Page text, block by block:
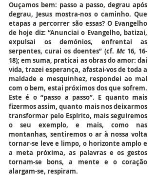
Ouçamos bem: passo a passo, degrau após
degrau, Jesus mostra-nos o caminho. Que
etapas a percorrer são essas? O Evangelho
de hoje diz: “Anunciai o Evangelho, batizai,
expulsai os demónios, enfrentai as
serpentes, curai os doentes” (cf. Mc 16, 16-
18); em suma, praticai as obras do amor: dai
vida, trazei esperança, afastai-vos de toda a
maldade e mesquinhez, respondei ao mal
com o bem, estai próximos dos que sofrem.
Este é o “passo a passo”. E quanto mais
fizermos assim, quanto mais nos deixarmos
transformar pelo Espírito, mais seguiremos
o seu exemplo, e mais, como nas
montanhas, sentiremos o ar à nossa volta
tornar-se leve e limpo, o horizonte amplo e
a meta próxima, as palavras e os gestos
tornam-se bons, a mente e o coração
alargam-se, respiram.